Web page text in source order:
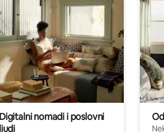
Digitalni nomadi i poslovni
ljudi